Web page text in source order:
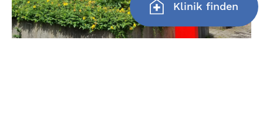
Klinik finden